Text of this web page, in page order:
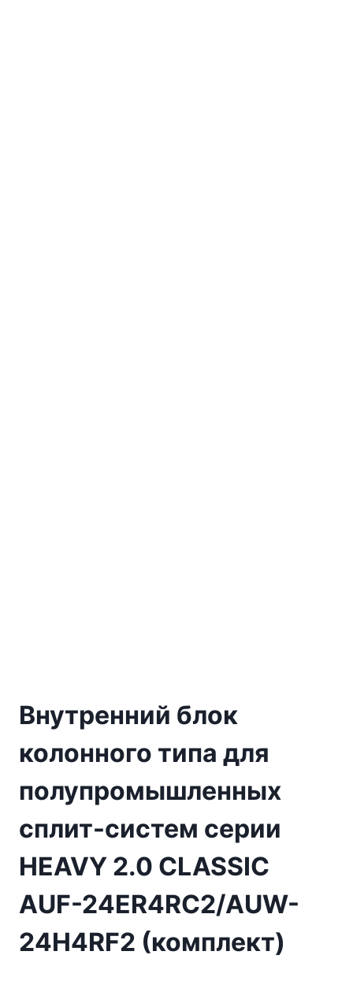
Внутренний блок
колонного типа для
полупромышленных
сплит-систем серии
HEAVY 2.0 CLASSIC
AUF-24ER4RC2/AUW-
24H4RF2 (комплект)